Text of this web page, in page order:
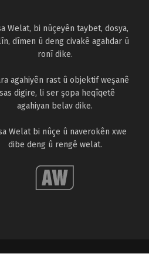
Welat, bi nûçeyên taybet, dosya,
dîmen û deng civakê agahdar û
ronî dike.
agahiyên rast û objektif weşanê
digire, li ser şopa heqîqetê
agahiyan belav dike.
Welat bi nûçe û naverokên xwe
dibe deng û rengê welat.